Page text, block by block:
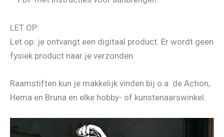
LET OP:
Let op: je ontvangt een digitaal product. Er wordt geen
fysiek product naar je verzonden.
Raamstiften kun je makkelijk vinden bij o.a. de Action,
Hema en Bruna en elke hobby- of kunstenaarswinkel.